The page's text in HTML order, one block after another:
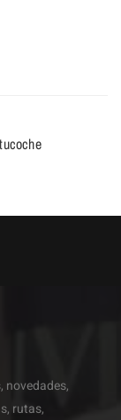
novedades,
rutas,